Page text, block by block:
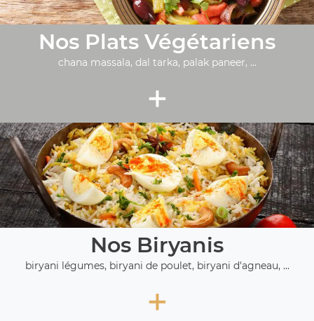
Nos Plats Végétariens
chana massala, dal tarka, palak paneer, ...
+
Nos Biryanis
biryani légumes, biryani de poulet, biryani d'agneau, ...
+